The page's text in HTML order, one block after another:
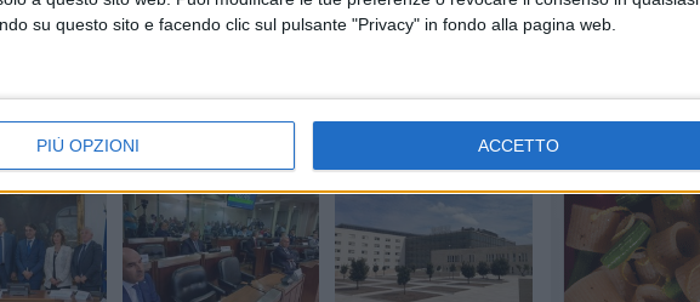
su questo sito e facendo clic sul pulsante "Privacy" in fondo alla pagina web.
PIÙ OPZIONI ACCETTO
per
annuale
Contributi alle
Stanziati 15 milioni di euro
Arisa simbolo di
Concerto della cantante in
Giappone